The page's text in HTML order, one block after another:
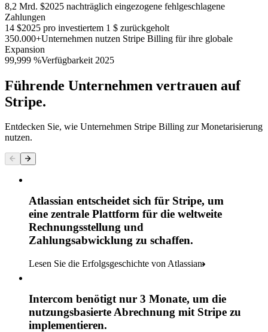
8,2 Mrd. $2025 nachträglich eingezogene fehlgeschlagene
Zahlungen
14 $2025 pro investiertem 1 $ zurückgeholt
350.000+Unternehmen nutzen Stripe Billing für ihre globale
Expansion
99,999 %Verfügbarkeit 2025
Führende Unternehmen vertrauen auf
Stripe.
Entdecken Sie, wie Unternehmen Stripe Billing zur Monetarisierung
nutzen.
Atlassian entscheidet sich für Stripe, um
eine zentrale Plattform für die weltweite
Rechnungsstellung und
Zahlungsabwicklung zu schaffen.
Lesen Sie die Erfolgsgeschichte von Atlassian
Intercom benötigt nur 3 Monate, um die
nutzungsbasierte Abrechnung mit Stripe zu
implementieren.